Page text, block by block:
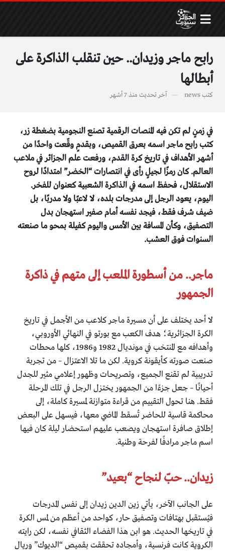
رابح ماجر وزيدان.. حين تنقلب الذاكرة على
أبطالها
كتبnews آخر تحديث منذ 7 أشهر
في زمنٍ لم تكن فيه المنصات الرقمية تصنع النجومية بضغطة زر،
كتب رابح ماجر اسمه بعرق القميص، وبقدمٍ وقّعت واحدًا من
أشهر الأهداف في تاريخ كرة القدم، ورفعت علم الجزائر في ملاعب
العالم. كان رمزًا لجيلٍ رأى في انتصارات “الخضر” امتدادًا لروح
الاستقلال، فحفظ اسمه في الذاكرة الشعبية كعنوان للفخر.
اليوم، يعود الرجل إلى مدرجات بلده، لا لاعبًا ولا مدربًا، بل
ضيف شرف فقط، فيجد نفسه أمام صفير استهجان بدل
التصفيق، وكأن المسافة بين الأمس واليوم كفيلة بمحو ما صنعته
السنوات فوق العشب.
ماجر.. من أسطورة الملعب إلى متهم في ذاكرة
الجمهور
لا أحد يختلف على أن مسيرة ماجر كلاعب من الأجمل في تاريخ
الكرة الجزائرية؛ هدف الكعب مع بورتو في النهائي الأوروبي،
وأهدافه مع المنتخب في مونديال 1982 و1986، كلها محطات
صنعت صورته كأيقونة كروية. لكن ما تلا الاعتزال – من تجربة
تدريبية لم تقنع الجميع، وتصريحات وظهور إعلامي مثير للجدل
أحيانًا – جعل جزءًا من الجمهور يختزل الرجل في تلك المرحلة
فقط. هنا تحول التقييم من قراءة متوازنة لمسيرة كاملة، إلى
محاكمة قاسية للحاضر تُسقط الماضي معها، فيسهل على البعض
إطلاق صافرة استهجان ويصعب عليهم استحضار ليلة كان فيها
اسم ماجر مرادفًا لفرحة وطنية.
زيدان.. حبّ لنجاح “بعيد”
على الجانب الآخر، يأتي زين الدين زيدان إلى نفس المدرجات
فيُستقبل بهتافات وتصفيق حار، كواحد من أعظم من لمس الكرة
في تاريخها الحديث. هو ابن هذا الفضاء الثقافي نفسه، لكن رايته
الكروية كانت فرنسية، وأمجاده تحققت بقميص “الديوك” وريال